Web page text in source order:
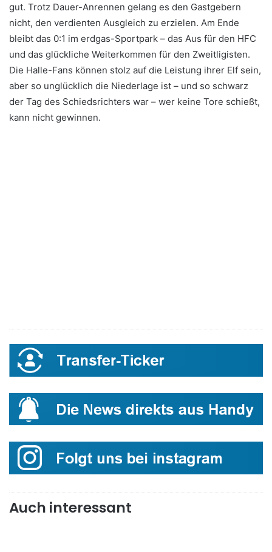
gut. Trotz Dauer-Anrennen gelang es den Gastgebern
nicht, den verdienten Ausgleich zu erzielen. Am Ende
bleibt das 0:1 im erdgas-Sportpark – das Aus für den HFC
und das glückliche Weiterkommen für den Zweitligisten.
Die Halle-Fans können stolz auf die Leistung ihrer Elf sein,
aber so unglücklich die Niederlage ist – und so schwarz
der Tag des Schiedsrichters war – wer keine Tore schießt,
kann nicht gewinnen.
Auch interessant